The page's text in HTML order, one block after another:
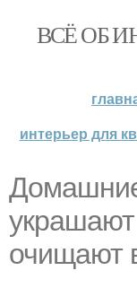
ВСЁ ОБ
интерьер для
очищают